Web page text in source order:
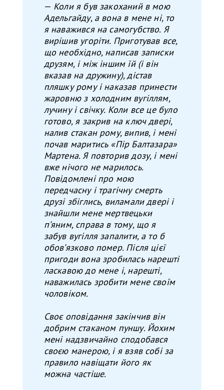
— Коли я був закоханий в мою
Адельгайду, а вона в мене ні, то
я наважився на самогубство. Я
вирішив угоріти. Приготував все,
що необхідно, написав записки
друзям, і між іншим їй (і він
вказав на дружину), дістав
пляшку рому і наказав принести
жаровню з холодним вугіллям,
лучину і свічку. Коли все це було
готово, я закрив на ключ двері,
налив стакан рому, випив, і мені
почав маритись «Пір Балтазара»
Мартена. Я повторив дозу, і мені
вже нічого не марилось.
Повідомлені про мою
передчасну і трагічну смерть
друзі збіглись, виламали двері і
знайшли мене мертвецьки
п’яним, справа в тому, що я
забув вугілля запалити, а то б
обов’язково помер. Після цієї
пригоди вона зробилась нарешті
ласкавою до мене і, нарешті,
наважилась зробити мене своїм
чоловіком.
Своє оповідання закінчив він
добрим стаканом пуншу. Йохим
мені надзвичайно сподобався
своєю манерою, і я взяв собі за
правило навіщати його як
можна частіше.